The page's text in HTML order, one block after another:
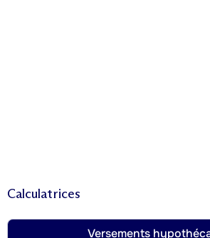
Calculatrices
Versements